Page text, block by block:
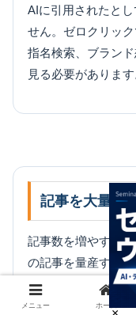
AIに引用されたと
せん。ゼロクリッ
指名検索、ブラン
見る必要があります
記事を大量に
記事数を増やすだ
の記事を量産する
例、内部リンクを
メニュー ホーム